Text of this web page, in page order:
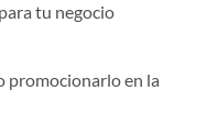
tu negocio
promocionarlo en la